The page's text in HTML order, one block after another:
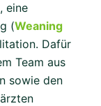
eine
(Weaning
Dafür
Team aus
sowie den